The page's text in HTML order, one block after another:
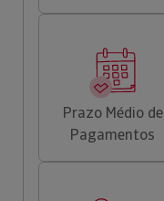
Prazo Médio de
Pagamentos